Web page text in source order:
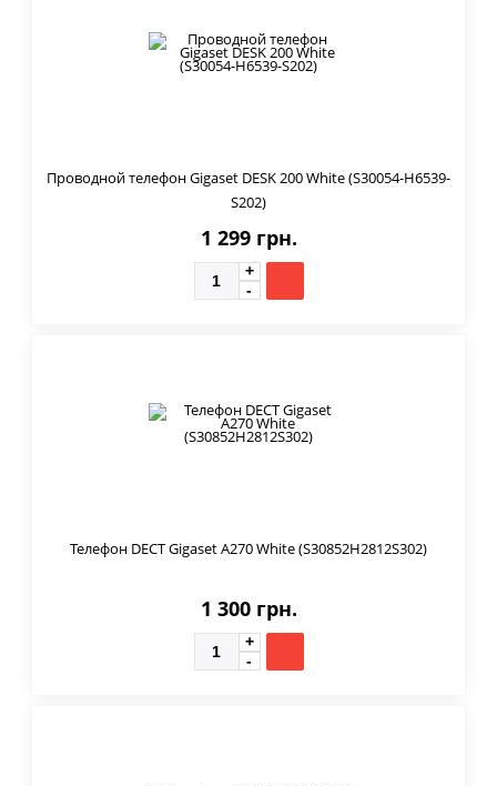
Проводной телефон Gigaset DESK 200 White (S30054-H6539-
S202)
1 299 грн.
Телефон DECT Gigaset A270 White (S30852H2812S302)
1 300 грн.